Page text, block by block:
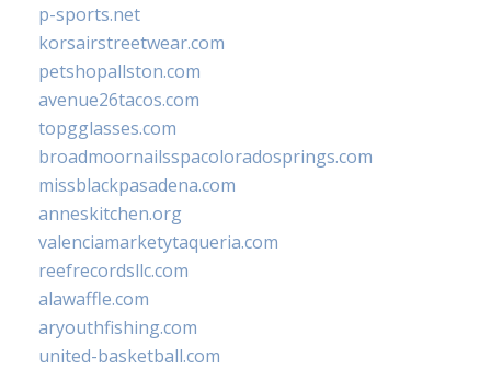
p-sports.net
korsairstreetwear.com
petshopallston.com
avenue26tacos.com
topgglasses.com
broadmoornailsspacoloradosprings.com
missblackpasadena.com
anneskitchen.org
valenciamarketytaqueria.com
reefrecordsllc.com
alawaffle.com
aryouthfishing.com
united-basketball.com